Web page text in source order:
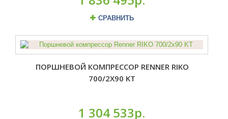
СРАВНИТЬ
ПОРШНЕВОЙ КОМПРЕССОР RENNER RIKO
700/2X90 KT
1 304 533р.